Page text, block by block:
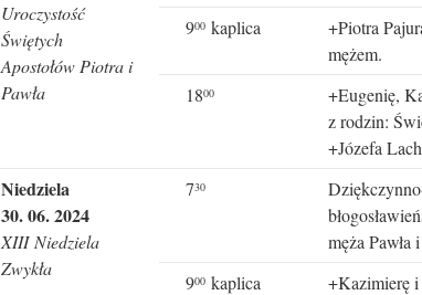
Uroczystość
Świętych
Apostołów Piotra i
Pawła
900 kaplica
+Piotra
mężem.
1800
+Eugenię,
z rodzin:
+Józefa
Niedziela
30. 06. 2024
XIIINiedziela
Zwykła
730
męża Pawła
900 kaplica
+Kazimierę